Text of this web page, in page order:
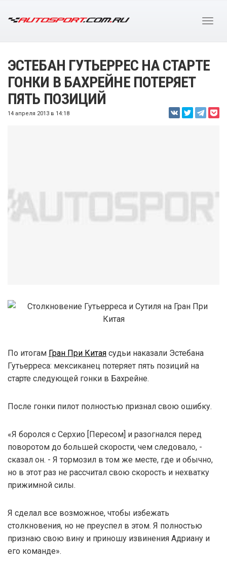
ЭСТЕБАН ГУТЬЕРРЕС НА СТАРТЕ
ГОНКИ В БАХРЕЙНЕ ПОТЕРЯЕТ
ПЯТЬ ПОЗИЦИЙ
14 апреля 2013 в 14:18
По итогам Гран При Китая судьи наказали Эстебана
Гутьерреса: мексиканец потеряет пять позиций на
старте следующей гонки в Бахрейне.
После гонки пилот полностью признал свою ошибку.
«Я боролся с Серхио [Пересом] и разогнался перед
поворотом до большей скорости, чем следовало, -
сказал он. - Я тормозил в том же месте, где и обычно,
но в этот раз не рассчитал свою скорость и нехватку
прижимной силы.
Я сделал все возможное, чтобы избежать
столкновения, но не преуспел в этом. Я полностью
признаю свою вину и приношу извинения Адриану и
его команде».